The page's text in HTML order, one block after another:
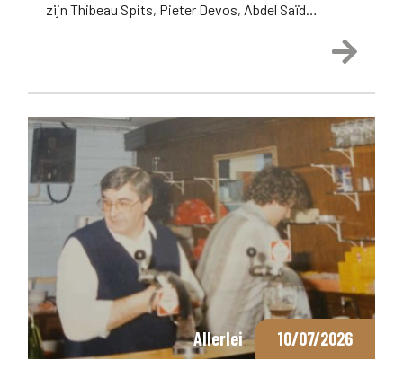
zijn Thibeau Spits, Pieter Devos, Abdel Saïd…
Lees
Allerlei 10/07/2026